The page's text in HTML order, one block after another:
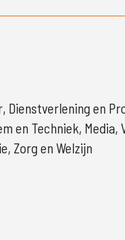
Dienstverlening en
en Techniek, Media,
Zorg en Welzijn